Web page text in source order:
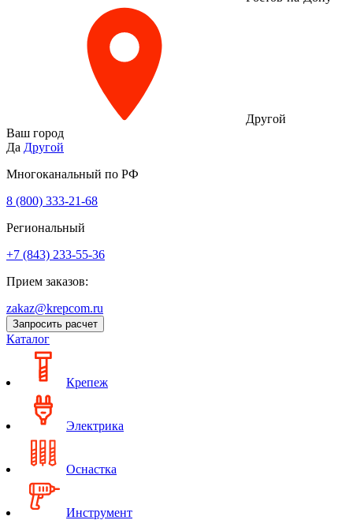
Другой
Ваш город
Да Другой
Многоканальный по РФ
8 (800) 333‑21-68
Региональный
+7 (843) 233-55-36
Прием заказов:
zakaz@krepcom.ru
Запросить расчет
Каталог
Крепеж
Электрика
Оснастка
Инструмент